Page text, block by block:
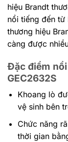
hiệu Brandt
nổi tiếng đến từ
thương hiệu
càng được
Đặc điểm
GEC2632S
Khoang lò
vệ sinh bên
Chức năng
thời gian